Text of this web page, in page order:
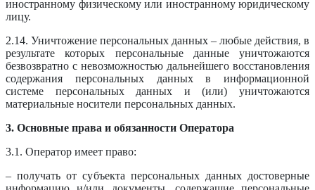
иностранному физическому или иностранному юридическому
лицу.
2.14. Уничтожение персональных данных – любые действия, в
результате которых персональные данные уничтожаются
безвозвратно с невозможностью дальнейшего восстановления
содержания персональных данных в информационной
системе персональных данных и (или) уничтожаются
материальные носители персональных данных.
3. Основные права и обязанности Оператора
3.1. Оператор имеет право:
– получать от субъекта персональных данных достоверные